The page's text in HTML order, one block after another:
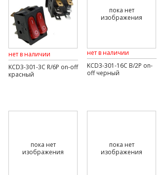
нет в наличии
KCD3-301-3C R/6P on-off
красный
пока нет
изображения
нет в наличии
KCD3-301-16C B/2P on-
off черный
пока нет
изображения
пока нет
изображения